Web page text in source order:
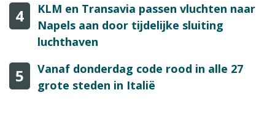
4
KLM en Transavia passen vluchten naar
Napels aan door tijdelijke sluiting
luchthaven
5
Vanaf donderdag code rood in alle 27
grote steden in Italië